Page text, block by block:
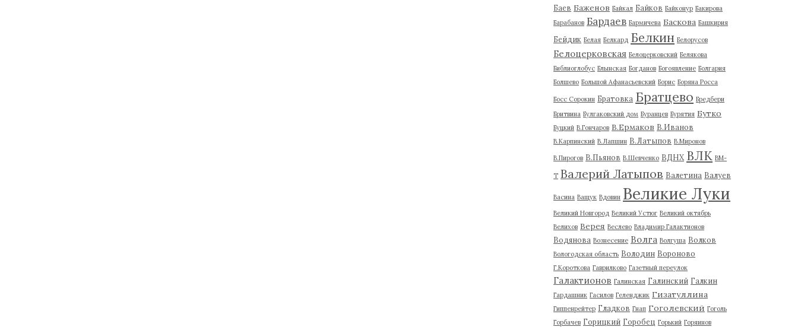
Баев Баженов Байкал Байков Байконур Бакирова
Барабанов Бардаев Бармичева Баскова Башкирия
Бейдик Белая Белкард Белкин Белорусов
Белоцерковская Белоцерковский Белякова
Библиоглобус Блынская Богданов Богоявление Болгария
Болшево Большой Афанасьевский Борис Боряна Росса
Босс Сорокин Братовка Братцево Бредбери
Бритвина Булгаковский дом Буранцев Бурятия Бутко
Буцкий В.Гончаров В.Ермаков В.Иванов
В.Карпинский В.Лапшин В.Латыпов В.Миронов
В.Пирогов В.Пьянов В.Шевченко ВДНХ ВЛК ВМ-
Т Валерий Латыпов Валетина Валуев
Васина Ващук Вдовин Великие Луки
Великий Новгород Великий Устюг Великий октябрь
Велихов Верея Веслево Владимир Галактионов
Водянова Вознесение Волга Волгуша Волков
Вологодская область Володин Вороново
Г.Короткова Гаврилково Газетный переулок
Галактионов Галинская Галинский Галкин
Гардашник Гасилов Геленджик Гизатуллина
Гиппенрейтер Гладков Гнап Гоголевский Гоголь
Горбачев Горицкий Горобец Горький Горяинов